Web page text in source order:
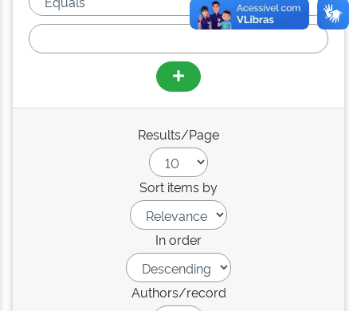
Results/Page
Sort items by
In order
Authors/record